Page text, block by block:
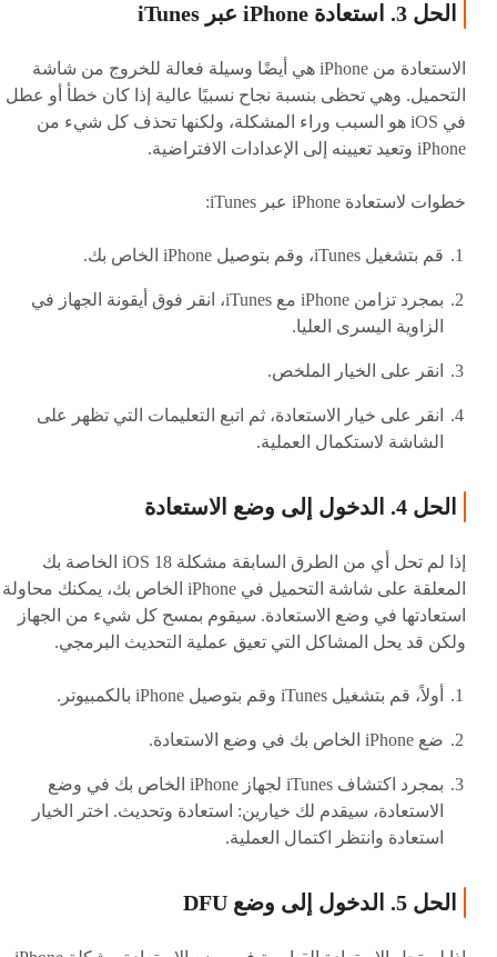
الحل 3. استعادة iPhone عبر iTunes
الاستعادة من iPhone هي أيضًا وسيلة فعالة للخروج من شاشة
التحميل. وهي تحظى بنسبة نجاح نسبيًا عالية إذا كان خطأ أو عطل
في iOS هو السبب وراء المشكلة، ولكنها تحذف كل شيء من
iPhone وتعيد تعيينه إلى الإعدادات الافتراضية.
خطوات لاستعادة iPhone عبر iTunes:
قم بتشغيل iTunes، وقم بتوصيل iPhone الخاص بك.
بمجرد تزامن iPhone مع iTunes، انقر فوق أيقونة الجهاز في
الزاوية اليسرى العليا.
انقر على الخيار الملخص.
انقر على خيار الاستعادة، ثم اتبع التعليمات التي تظهر على
الشاشة لاستكمال العملية.
الحل 4. الدخول إلى وضع الاستعادة
إذا لم تحل أي من الطرق السابقة مشكلة iOS 18 الخاصة بك
المعلقة على شاشة التحميل في iPhone الخاص بك، يمكنك محاولة
استعادتها في وضع الاستعادة. سيقوم بمسح كل شيء من الجهاز
ولكن قد يحل المشاكل التي تعيق عملية التحديث البرمجي.
أولاً، قم بتشغيل iTunes وقم بتوصيل iPhone بالكمبيوتر.
ضع iPhone الخاص بك في وضع الاستعادة.
بمجرد اكتشاف iTunes لجهاز iPhone الخاص بك في وضع
الاستعادة، سيقدم لك خيارين: استعادة وتحديث. اختر الخيار
استعادة وانتظر اكتمال العملية.
الحل 5. الدخول إلى وضع DFU